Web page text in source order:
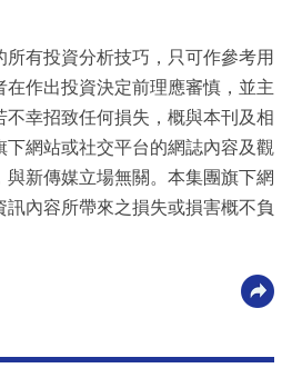
有投資分析技巧，只可作參考用
作出投資決定前理應審慎，並主
幸招致任何損失，概與本刊及相
下網站或社交平台的網誌內容及觀
新傳媒立場無關。本集團旗下網
內容所帶來之損失或損害概不負